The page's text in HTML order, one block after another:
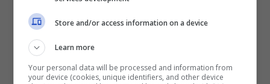
potrebbe arrivare a parametro zero la prossima
estate, mentre l’esterno azzurro a prezzo di
saldo visto che sarà ad un anno dalla
scadenza. LaLazionon è tranquilla, e per
Store and/or access information on a device
Learn more
Your personal data will be processed and information from
your device (cookies, unique identifiers, and other device